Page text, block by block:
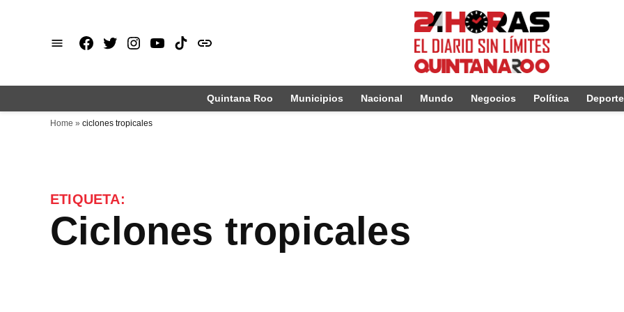
Facebook
X Instagram
Youtube
TikTok
issuu
Quintana Roo Municipios Nacional Mundo Negocios Política
Home » ciclones tropicales
ETIQUETA:
ciclones tropicales